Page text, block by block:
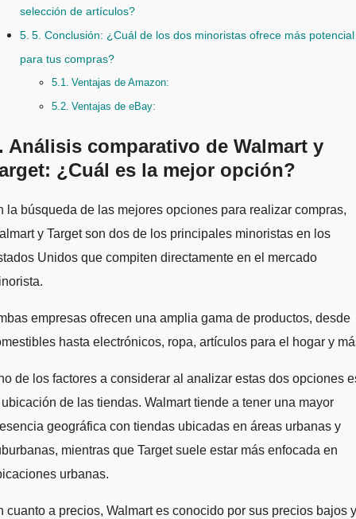
selección de artículos?
5. Conclusión: ¿Cuál de los dos minoristas ofrece más potencial
para tus compras?
Ventajas de Amazon:
Ventajas de eBay:
Análisis comparativo de Walmart y
¿Cuál es la mejor opción?
y Target son dos de los principales minoristas en los
Unidos que compiten directamente en el mercado
empresas ofrecen una amplia gama de productos, desde
hasta electrónicos, ropa, artículos para el hogar y
de los factores a considerar al analizar estas dos opciones
de las tiendas. Walmart tiende a tener una mayor
geográfica con tiendas ubicadas en áreas urbanas y
mientras que Target suele estar más enfocada en
urbanas.
cuanto a precios, Walmart es conocido por sus precios bajos y